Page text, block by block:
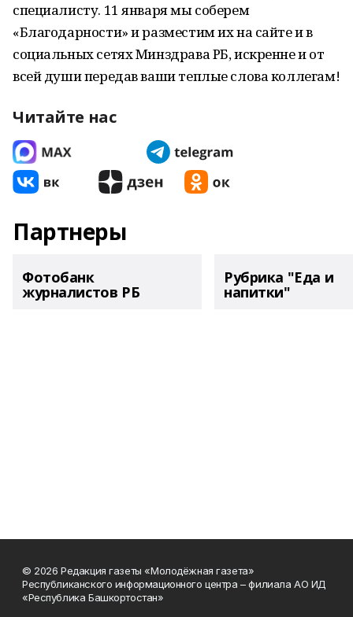
специалисту. 11 января мы соберем
«Благодарности» и разместим их на сайте и в
социальных сетях Минздрава РБ, искренне и от
всей души передав ваши теплые слова коллегам!
Читайте нас
Партнеры
Фотобанк
журналистов РБ
Рубрика "Еда и
напитки"
© 2026 Редакция газеты «Молодёжная газета»
Республиканского информационного центра – филиала АО ИД
«Республика Башкортостан»